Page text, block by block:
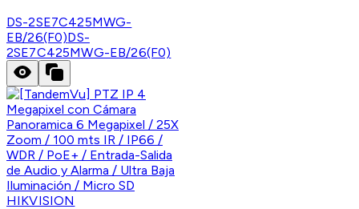
DS-2SE7C425MWG-
EB/26(F0)DS-
2SE7C425MWG-EB/26(F0)
HIKVISION